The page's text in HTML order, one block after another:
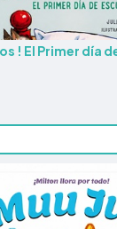
! El Primer día